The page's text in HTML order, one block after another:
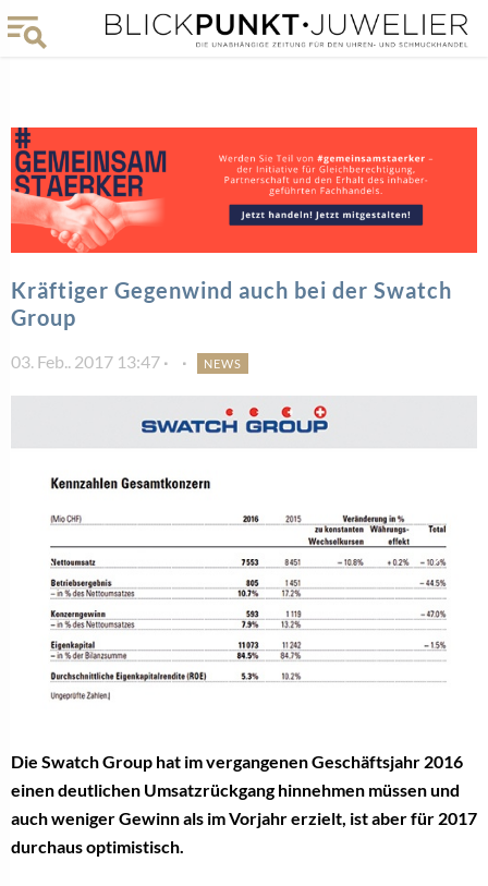
Kräftiger Gegenwind auch bei der Swatch
Group
03. Feb.. 2017 13:47 NEWS
Die Swatch Group hat im vergangenen Geschäftsjahr 2016
einen deutlichen Umsatzrückgang hinnehmen müssen und
auch weniger Gewinn als im Vorjahr erzielt, ist aber für 2017
durchaus optimistisch.